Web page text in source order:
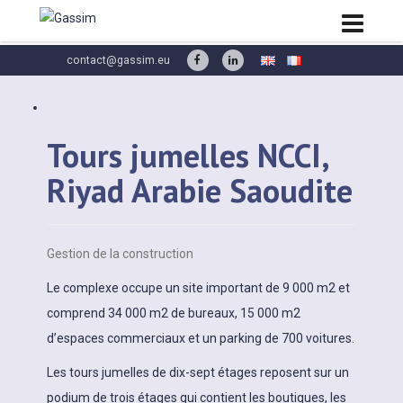
contact@gassim.eu
Tours jumelles NCCI,
Riyad Arabie Saoudite
Gestion de la construction
Le complexe occupe un site important de 9 000 m2 et
comprend 34 000 m2 de bureaux, 15 000 m2
d’espaces commerciaux et un parking de 700 voitures.
Les tours jumelles de dix-sept étages reposent sur un
podium de trois étages qui contient les boutiques, les